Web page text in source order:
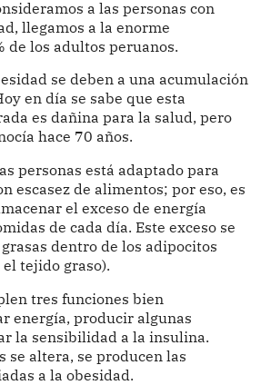
a las personas con
llegamos a la enorme
de los adultos peruanos.
se deben a una acumulación
en día se sabe que esta
es dañina para la salud, pero
hace 70 años.
personas está adaptado para
escasez de alimentos; por eso, es
el exceso de energía
de cada día. Este exceso se
dentro de los adipocitos
tejido graso).
tres funciones bien
energía, producir algunas
la sensibilidad a la insulina.
se altera, se producen las
a la obesidad.